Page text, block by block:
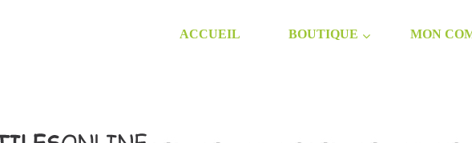
ACCUEIL BOUTIQUE
MON